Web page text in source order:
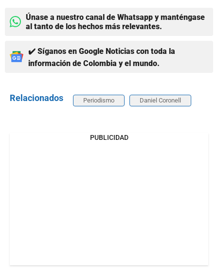
Únase a nuestro canal de Whatsapp y manténgase
al tanto de los hechos más relevantes.
✔️ Síganos en Google Noticias con toda la
información de Colombia y el mundo.
Relacionados Periodismo Daniel Coronell
PUBLICIDAD